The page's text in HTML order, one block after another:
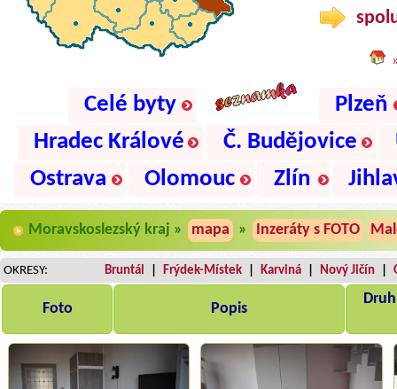
Celé byty
Plzeň
Hradec Králové
Č. Budějovice
Ostrava
Olomouc Zlín
Moravskoslezský kraj » mapa » Inzeráty s FOTO
OKRESY: Bruntál Frýdek-Místek Karviná Nový Jičín
Foto Popis